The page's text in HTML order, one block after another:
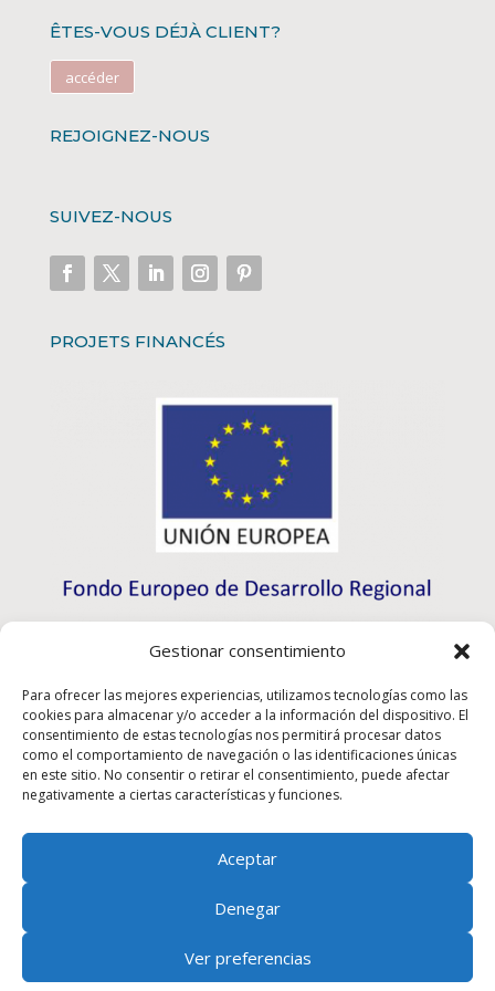
Gestionar consentimiento
Para ofrecer las mejores experiencias, utilizamos tecnologías como las
cookies para almacenar y/o acceder a la información del dispositivo. El
consentimiento de estas tecnologías nos permitirá procesar datos
como el comportamiento de navegación o las identificaciones únicas
en este sitio. No consentir o retirar el consentimiento, puede afectar
negativamente a ciertas características y funciones.
Aceptar
Denegar
Ver preferencias
ÊTES-VOUS DÉJÀ CLIENT?
accéder
REJOIGNEZ-NOUS
SUIVEZ-NOUS
PROJETS FINANCÉS
Rioma S.L. a participé au programme d’initiation à
l’ICEX ainsi que du cofinancement des fonds européens
économique de cette entreprise, de sa région et de